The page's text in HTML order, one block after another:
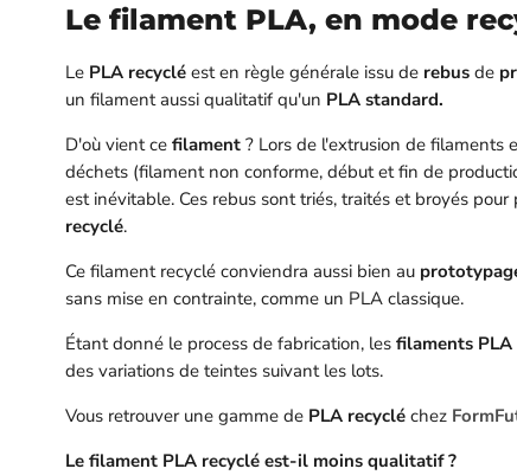
Le filament PLA, en mode
Le PLA recyclé est en règle générale issu de rebus de
un filament aussi qualitatif qu'un PLA standard.
D'où vient ce filament ? Lors de l'extrusion de filaments
déchets (filament non conforme, début et fin de
est inévitable. Ces rebus sont triés, traités et broyés
recyclé.
Ce filament recyclé conviendra aussi bien au
sans mise en contrainte, comme un PLA classique.
Étant donné le process de fabrication, les filaments PLA
des variations de teintes suivant les lots.
Vous retrouver une gamme de PLA recyclé chez
Le filament PLA recyclé est-il moins qualitatif ?